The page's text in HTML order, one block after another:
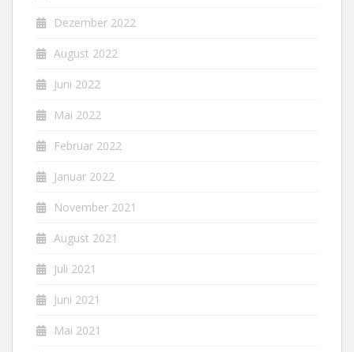
Dezember 2022
August 2022
Juni 2022
Mai 2022
Februar 2022
Januar 2022
November 2021
August 2021
Juli 2021
Juni 2021
Mai 2021